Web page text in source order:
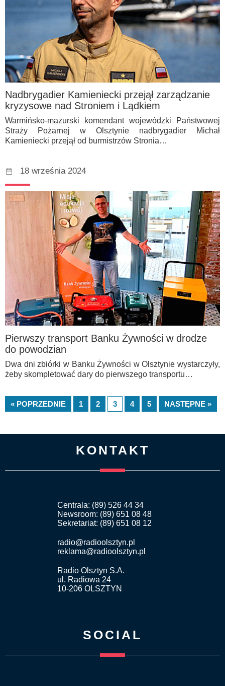
Nadbrygadier Kamieniecki przejął zarządzanie
kryzysowe nad Stroniem i Lądkiem
Warmińsko-mazurski komendant wojewódzki Państwowej
Straży Pożarnej w Olsztynie nadbrygadier Michał
Kamieniecki przejął od burmistrzów Stronia…
18 września 2024
Pierwszy transport Banku Żywności w drodze
do powodzian
Dwa dni zbiórki w Banku Żywności w Olsztynie wystarczyły,
żeby skompletować dary do pierwszego transportu…
« POPRZEDNIE 1 2 3 4 5 NASTĘPNE »
KONTAKT
Centrala: (89) 526 44 34
Newsroom: (89) 651 08 48
Sekretariat: (89) 651 08 12
radio@radioolsztyn.pl
reklama@radioolsztyn.pl
Radio Olsztyn S.A.
ul. Radiowa 24
10-206 OLSZTYN
SOCIAL